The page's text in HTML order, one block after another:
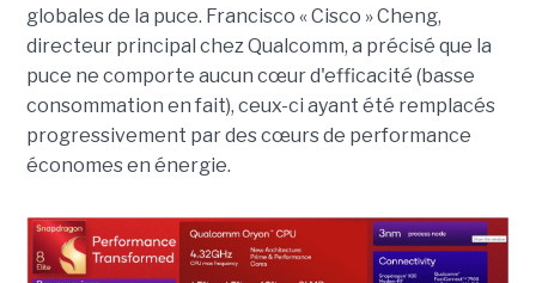
globales de la puce. Francisco « Cisco » Cheng,
directeur principal chez Qualcomm, a précisé que la
puce ne comporte aucun cœur d'efficacité (basse
consommation en fait), ceux-ci ayant été remplacés
progressivement par des cœurs de performance
économes en énergie.